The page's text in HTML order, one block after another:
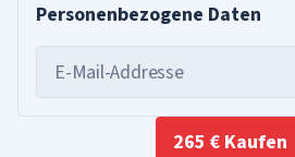
Personenbezogene Daten
E-Mail-Addresse
265 € Kaufen